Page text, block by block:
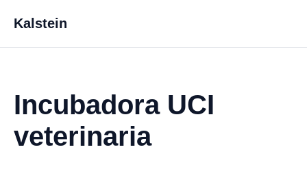
Kalstein
Incubadora UCI
veterinaria